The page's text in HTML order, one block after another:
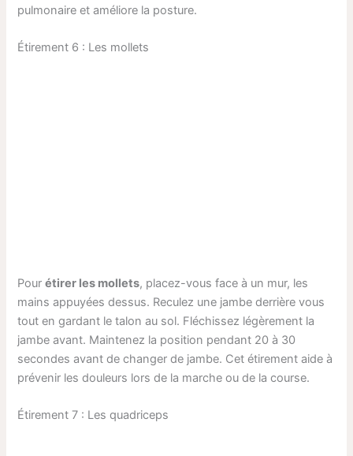
pulmonaire et améliore la posture.
Étirement 6 : Les mollets
Pourétirer les mollets, placez-vous face à un mur, les
mains appuyées dessus. Reculez une jambe derrière vous
tout en gardant le talon au sol. Fléchissez légèrement la
jambe avant. Maintenez la position pendant 20 à 30
secondes avant de changer de jambe. Cet étirement aide à
prévenir les douleurs lors de la marche ou de la course.
Étirement 7 : Les quadriceps